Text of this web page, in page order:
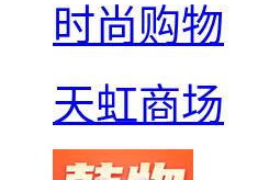
时尚购物
天虹商场